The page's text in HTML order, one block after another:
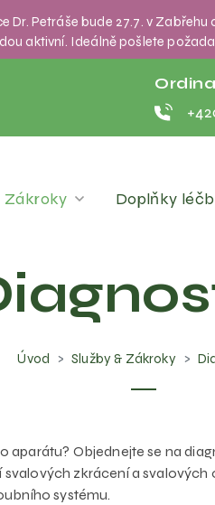
Dr. Petráše bude 27.7. v
aktivní. Ideálně pošlete
Zákroky Doplňky
Úvod Služby & Zákroky
Objednejte se na
zkrácení a
systému.